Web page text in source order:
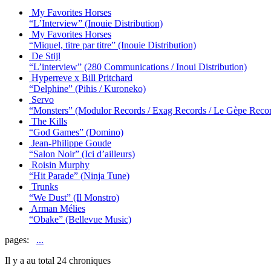
My Favorites Horses
“L’Interview” (Inouie Distribution)
My Favorites Horses
“Miquel, titre par titre” (Inouie Distribution)
De Stijl
“L’interview” (280 Communications / Inoui Distribution)
Hyperreve x Bill Pritchard
“Delphine” (Pihis / Kuroneko)
Servo
“Monsters” (Modulor Records / Exag Records / Le Gèpe
The Kills
“God Games” (Domino)
Jean-Philippe Goude
“Salon Noir” (Ici d’ailleurs)
Roisin Murphy
“Hit Parade” (Ninja Tune)
Trunks
“We Dust” (Il Monstro)
Arman Mélies
“Obake” (Bellevue Music)
pages: ...
Il y a au total 24 chroniques